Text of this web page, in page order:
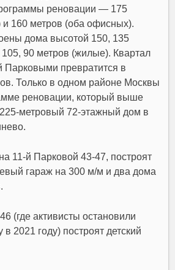
реновации — 175
и 160 метров (оба офисных).
дома высотой 150, 135
90 метров (жилые). Квартал
Парковыми превратится в
Только в одном районе Москвы
реновации, который выше
метровый 72-этажный дом в
11-й Парковой 43-47, построят
гараж на 300 м/м и два дома
(где активисты остановили
в 2021 году) построят детский